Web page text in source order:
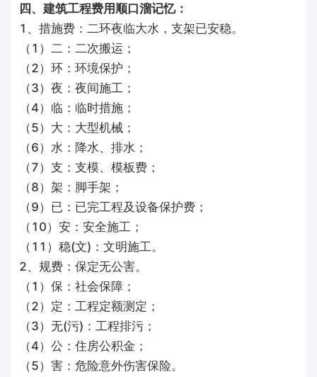
四、建筑工程费用顺口溜记忆：
1、措施费：二环夜临大水，支架已安稳。
（1）二：二次搬运；
（2）环：环境保护；
（3）夜：夜间施工；
（4）临：临时措施；
（5）大：大型机械；
（6）水：降水、排水；
（7）支：支模、模板费；
（8）架：脚手架；
（9）已：已完工程及设备保护费；
（10）安：安全施工；
（11）稳(文)：文明施工。
2、规费：保定无公害。
（1）保：社会保障；
（2）定：工程定额测定；
（3）无(污)：工程排污；
（4）公：住房公积金；
（5）害：危险意外伤害保险。